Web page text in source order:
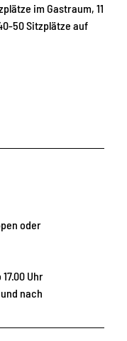
im Gastraum, 11
50 Sitzplätze auf
oder
Uhr
nach